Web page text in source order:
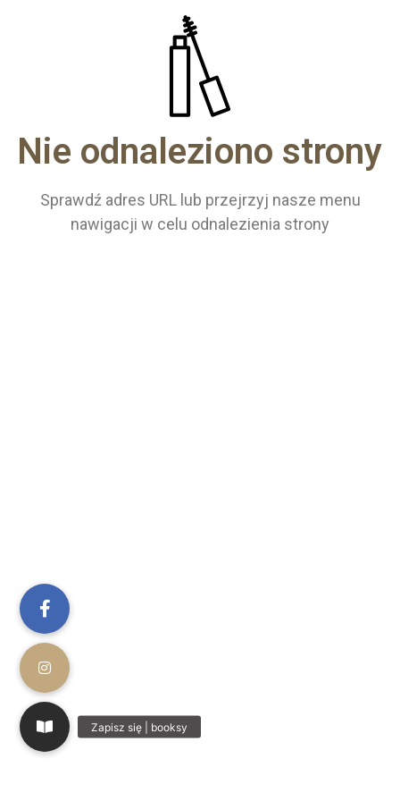
Nie odnaleziono strony
Sprawdź adres URL lub przejrzyj nasze menu
nawigacji w celu odnalezienia strony